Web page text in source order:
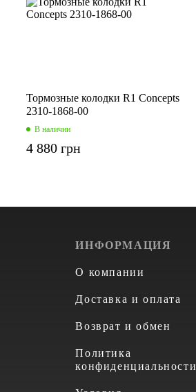
Тормозные колодки R1 Concepts
2310-1868-00
В наличии
4 880 грн
ИНФОРМАЦИЯ
О компании
Доставка и оплата
Возврат и обмен
Политика
конфиденциальности